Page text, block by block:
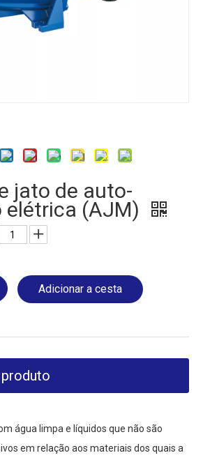
jato de auto-
elétrica (AJM)
Adicionar a cesta
água limpa e líquidos que não são
em relação aos materiais dos quais a